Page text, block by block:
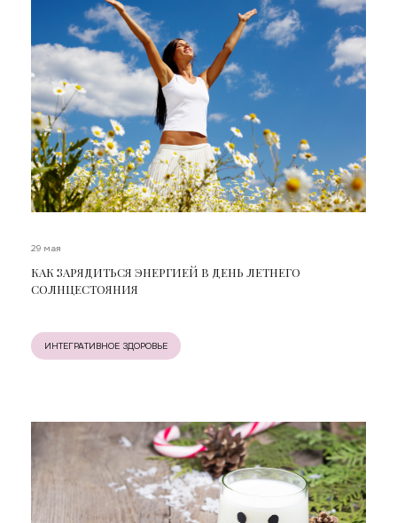
29 мая
КАК ЗАРЯДИТЬСЯ ЭНЕРГИЕЙ В ДЕНЬ ЛЕТНЕГО
СОЛНЦЕСТОЯНИЯ
ИНТЕГРАТИВНОЕ ЗДОРОВЬЕ